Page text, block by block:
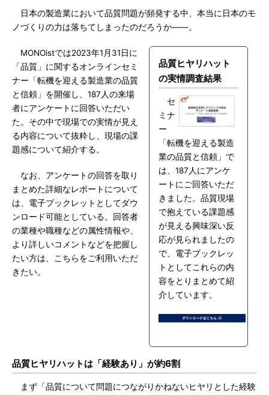
日本の製造業において品質問題が頻発する中、本当に日本のモ
ノづくりの力は落ちてしまったのだろうか――。
品質ヒヤリハット
の実情調査結果
セ
ミナ
ー
「転機を迎える製造
業の品質と信頼」で
は、187人にアンケ
ートにご回答いただ
きました。品質現場
で抱えている課題感
が見える興味深い反
応が見られましたの
で、電子ブックレッ
トとしてこれらの内
容をとりまとめて紹
介しています。
MONOistでは2023年1月31日に
「品質」に関するオンラインセミ
ナー「転機を迎える製造業の品質
と信頼」を開催し、187人の来場
者にアンケートに回答いただい
た。その中で現場での実情が見え
る内容について抜粋し、現場の課
題感について紹介する。
なお、アンケートの回答を取り
まとめた詳細なレポートについて
は、電子ブックレットとしてダウ
ンロード可能としている。回答者
の業種や職種などの属性情報や、
より詳しいコメントなどを把握し
たい方は、こちらをご利用いただ
きたい。
品質ヒヤリハットは「経験あり」が約6割
まず「品質について問題につながりかねないヒヤリとした経験